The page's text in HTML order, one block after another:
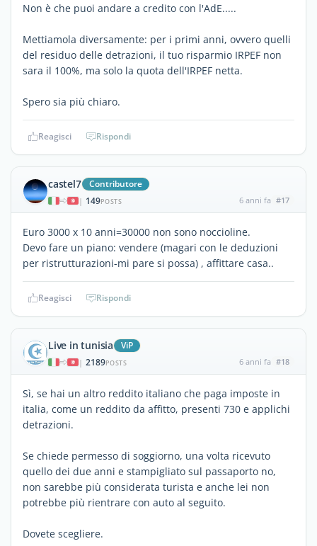
Non è che puoi andare a credito con l'AdE.....
Mettiamola diversamente: per i primi anni, ovvero quelli
del residuo delle detrazioni, il tuo risparmio IRPEF non
sara il 100%, ma solo la quota dell'IRPEF netta.
Spero sia più chiaro.
Reagisci Rispondi
castel7 Contributore
| 149POSTS 6 anni fa #17
Euro 3000 x 10 anni=30000 non sono noccioline.
Devo fare un piano: vendere (magari con le deduzioni
per ristrutturazioni-mi pare si possa) , affittare casa..
Reagisci Rispondi
Live in tunisia ViP
| 2189POSTS 6 anni fa #18
Sì, se hai un altro reddito italiano che paga imposte in
italia, come un reddito da affitto, presenti 730 e applichi
detrazioni.
Se chiede permesso di soggiorno, una volta ricevuto
quello dei due anni e stampigliato sul passaporto no,
non sarebbe più considerata turista e anche lei non
potrebbe più rientrare con auto al seguito.
Dovete scegliere.